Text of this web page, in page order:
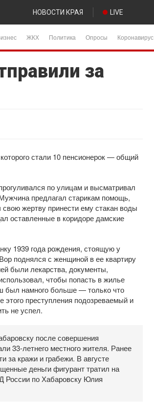
НОВОСТИ КРАЯ LIVE
ЖКХ Политика Опросы Коронавирус
за
стали 10 пенсионерок — общий
по улицам и высматривал
предлагал старикам помощь,
жертву принести ему стакан воды
оставленные в коридоре дамские
1939 года рождения, стоящую у
поднялся с женщиной в ее квартиру
были лекарства, документы,
чтобы попасть в жилье
был намного больше — только что
преступления подозреваемый и
не успел.
после совершения
33-летнего местного жителя. Ранее
за кражи и грабежи. В августе
деньги фигурант тратил на
по Хабаровску Юлия